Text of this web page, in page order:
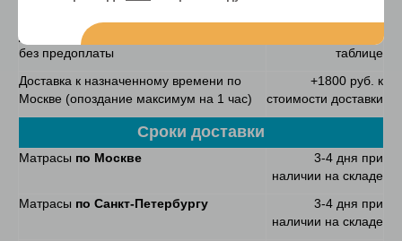
по другим городам России
без предоплаты
таблице
Доставка к назначенному времени по
Москве (опоздание максимум на 1 час)
+1800 руб. к
стоимости доставки
Сроки доставки
Матрасы по Москве
3-4 дня при
наличии на складе
Матрасы по Санкт-Петербургу
3-4 дня при
наличии на складе